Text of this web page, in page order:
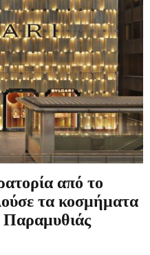
από το
τα κοσμήματα
Παραμυθιάς